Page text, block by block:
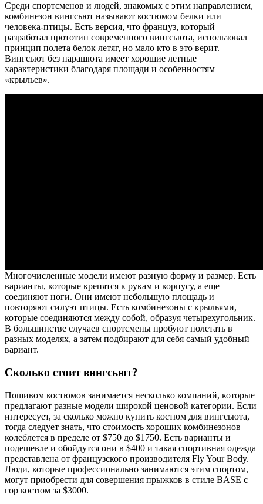
Среди спортсменов и людей, знакомых с этим направлением,
комбинезон вингсьют называют костюмом белки или
человека-птицы. Есть версия, что француз, который
разработал прототип современного вингсьюта, использовал
принцип полета белок летяг, но мало кто в это верит.
Вингсьют без парашюта имеет хорошие летные
характеристики благодаря площади и особенностям
«крыльев».
Многочисленные модели имеют разную форму и размер. Есть
варианты, которые крепятся к рукам и корпусу, а еще
соединяют ноги. Они имеют небольшую площадь и
повторяют силуэт птицы. Есть комбинезоны с крыльями,
которые соединяются между собой, образуя четырехугольник.
В большинстве случаев спортсмены пробуют полетать в
разных моделях, а затем подбирают для себя самый удобный
вариант.
Сколько стоит вингсьют?
Пошивом костюмов занимается несколько компаний, которые
предлагают разные модели широкой ценовой категории. Если
интересует, за сколько можно купить костюм для вингсьюта,
тогда следует знать, что стоимость хороших комбинезонов
колеблется в пределе от $750 до $1750. Есть варианты и
подешевле и обойдутся они в $400 и такая спортивная одежда
представлена от французского производителя Fly Your Body.
Люди, которые профессионально занимаются этим спортом,
могут приобрести для совершения прыжков в стиле BASE с
гор костюм за $3000.